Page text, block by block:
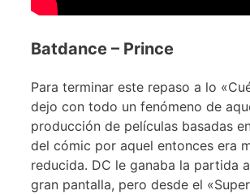
Batdance – Prince
Para terminar este repaso a lo
dejo con todo un fenómeno de
producción de películas basadas
del cómic por aquel entonces era
reducida. DC le ganaba la partida
gran pantalla, pero desde el